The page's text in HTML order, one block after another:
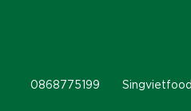
0868775199